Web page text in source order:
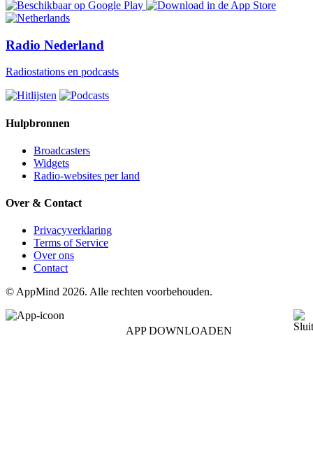
Radio Nederland
Radiostations en podcasts
Hulpbronnen
Broadcasters
Widgets
Radio-websites per land
Over & Contact
Privacyverklaring
Terms of Service
Over ons
Contact
© AppMind 2026. Alle rechten voorbehouden.
APP DOWNLOADEN